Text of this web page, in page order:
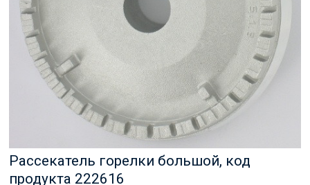
Рассекатель горелки большой, код
продукта 222616